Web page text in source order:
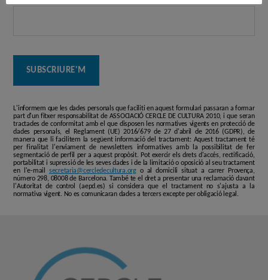
L'informem que les dades personals que faciliti en aquest formulari passaran a formar
part d'un fitxer responsabilitat de ASSOCIACIÓ CERCLE DE CULTURA 2010, i que seran
tractades de conformitat amb el que disposen les normatives vigents en protecció de
dades personals, el Reglament (UE) 2016/679 de 27 d'abril de 2016 (GDPR), de
manera que li facilitem la següent informació del tractament: Aquest tractament té
per finalitat l'enviament de newsletters informatives amb la possibilitat de fer
segmentació de perfil per a aquest propòsit. Pot exercir els drets d'accés, rectificació,
portabilitat i supressió de les seves dades i de la limitació o oposició al seu tractament
en l'e-mail secretaria@cercledecultura.orgo al domicili situat a carrer Provença,
número 298, 08008 de Barcelona. També te el dret a presentar una reclamació davant
l'Autoritat de control (aepd.es) si considera que el tractament no s'ajusta a la
normativa vigent. No es comunicaran dades a tercers excepte per obligació legal.